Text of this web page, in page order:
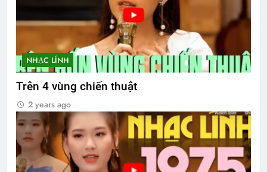
NHẠC LÍNH
Trên 4 vùng chiến thuật
2 years ago